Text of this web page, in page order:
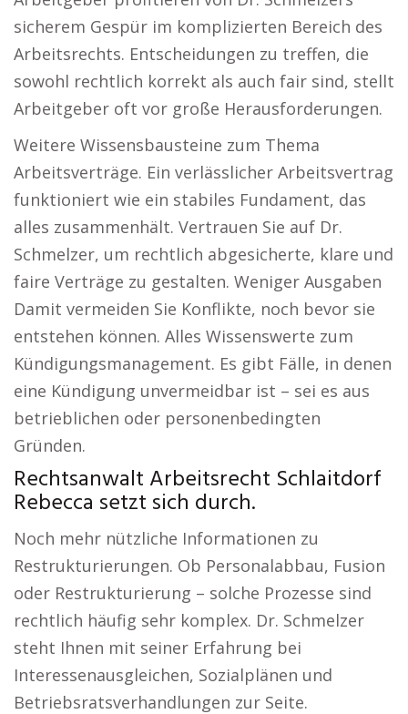
sicherem Gespür im komplizierten Bereich des
Arbeitsrechts. Entscheidungen zu treffen, die
sowohl rechtlich korrekt als auch fair sind, stellt
Arbeitgeber oft vor große Herausforderungen.
Weitere Wissensbausteine zum Thema
Arbeitsverträge. Ein verlässlicher Arbeitsvertrag
funktioniert wie ein stabiles Fundament, das
alles zusammenhält. Vertrauen Sie auf Dr.
Schmelzer, um rechtlich abgesicherte, klare und
faire Verträge zu gestalten. Weniger Ausgaben
Damit vermeiden Sie Konflikte, noch bevor sie
entstehen können. Alles Wissenswerte zum
Kündigungsmanagement. Es gibt Fälle, in denen
eine Kündigung unvermeidbar ist – sei es aus
betrieblichen oder personenbedingten
Gründen.
Rechtsanwalt Arbeitsrecht Schlaitdorf
Rebecca setzt sich durch.
Noch mehr nützliche Informationen zu
Restrukturierungen. Ob Personalabbau, Fusion
oder Restrukturierung – solche Prozesse sind
rechtlich häufig sehr komplex. Dr. Schmelzer
steht Ihnen mit seiner Erfahrung bei
Interessenausgleichen, Sozialplänen und
Betriebsratsverhandlungen zur Seite.